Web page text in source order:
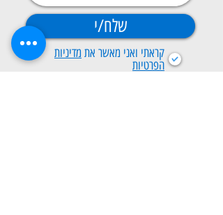
שלח/י
קראתי ואני מאשר את מדיניות
הפרטיות